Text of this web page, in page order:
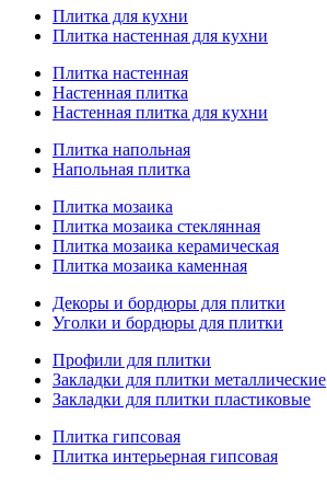
Плитка для кухни
Плитка настенная для кухни
Плитка настенная
Настенная плитка
Настенная плитка для кухни
Плитка напольная
Напольная плитка
Плитка мозаика
Плитка мозаика стеклянная
Плитка мозаика керамическая
Плитка мозаика каменная
Декоры и бордюры для плитки
Уголки и бордюры для плитки
Профили для плитки
Закладки для плитки металлические
Закладки для плитки пластиковые
Плитка гипсовая
Плитка интерьерная гипсовая